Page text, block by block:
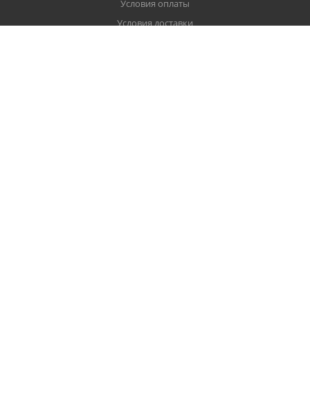
Условия оплаты
Условия доставки